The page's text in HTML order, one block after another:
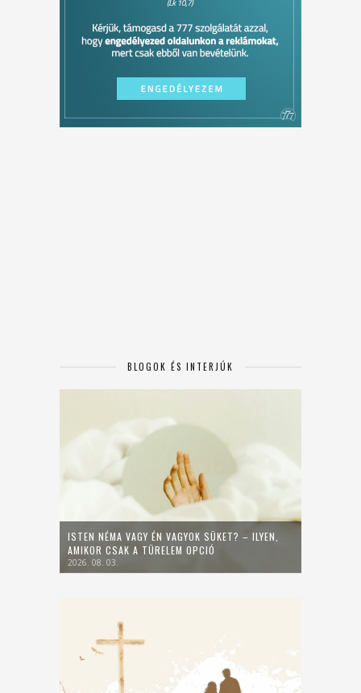
BLOGOK ÉS INTERJÚK
ISTEN NÉMA VAGY ÉN VAGYOK SÜKET? – ILYEN,
AMIKOR CSAK A TÜRELEM OPCIÓ
2026. 08. 03.